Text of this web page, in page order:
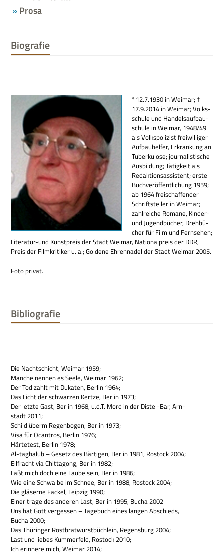
Prosa
Biografie
* 12.7.1930 in Wei­mar; †
17.9.2014 in Wei­mar; Volks­
schule und Han­dels­auf­bau­
schule in Wei­mar, 1948/49
als Volks­po­li­zist frei­wil­li­ger
Auf­bau­hel­fer, Erkran­kung an
Tuber­ku­lose; jour­na­li­sti­sche
Aus­bil­dung; Tätig­keit als
Redak­ti­ons­as­si­stent; erste
Buch­ver­öf­fent­li­chung 1959;
ab 1964 frei­schaf­fen­der
Schrift­stel­ler in Wei­mar;
zahl­rei­che Romane, Kin­der-
und Jugend­bü­cher, Dreh­bü­
cher für Film und Fern­se­hen;
Lite­ra­tur-und Kunst­preis der Stadt Wei­mar, Natio­nal­preis der DDR,
Preis der Film­kri­ti­ker u. a.; Gol­dene Ehren­na­del der Stadt Wei­mar 2005.
Foto pri­vat.
Bibliografie
Die Nacht­schicht, Wei­mar 1959;
Man­che nen­nen es Seele, Wei­mar 1962;
Der Tod zahlt mit Duka­ten, Ber­lin 1964;
Das Licht der schwar­zen Kertze, Ber­lin 1973;
Der letzte Gast, Ber­lin 1968, u.d.T. Mord in der Distel-Bar, Arn­
stadt 2011;
Schild überm Regen­bo­gen, Ber­lin 1973;
Visa für Ocan­tros, Ber­lin 1976;
Här­te­test, Ber­lin 1978;
Al-tag­halub – Gesetz des Bär­ti­gen, Ber­lin 1981, Rostock 2004;
Eil­fracht via Chit­ta­gong, Ber­lin 1982;
Laßt mich doch eine Taube sein, Ber­lin 1986;
Wie eine Schwalbe im Schnee, Ber­lin 1988, Rostock 2004;
Die glä­serne Fackel, Leip­zig 1990;
Einer trage des ande­ren Last, Ber­lin 1995, Bucha 2002
Uns hat Gott ver­ges­sen – Tage­buch eines lan­gen Abschieds,
Bucha 2000;
Das Thü­rin­ger Rost­brat­wurst­büch­lein, Regens­burg 2004;
Last und lie­bes Kum­mer­feld, Rostock 2010;
Ich erin­nere mich, Wei­mar 2014;